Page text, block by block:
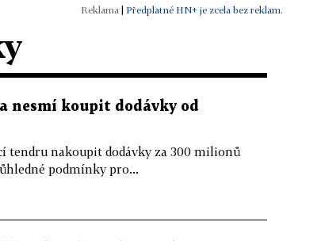
Předplatné HN+ je zcela bez reklam.
nesmí koupit dodávky od
tendru nakoupit dodávky za 300 milionů
podmínky pro...